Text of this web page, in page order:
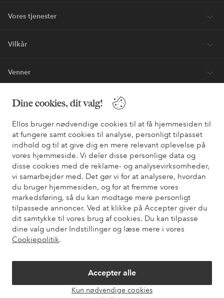
Dine cookies, dit valg!
Ellos bruger nødvendige cookies til at få hjemmesiden til
at fungere samt cookies til analyse, personligt tilpasset
indhold og til at give dig en mere relevant oplevelse på
vores hjemmeside. Vi deler disse personlige data og
disse cookies med de reklame- og analysevirksomheder,
vi samarbejder med. Det gør vi for at analysere, hvordan
du bruger hjemmesiden, og for at fremme vores
markedsføring, så du kan modtage mere personligt
tilpassede annoncer. Ved at klikke på Accepter giver du
dit samtykke til vores brug af cookies. Du kan tilpasse
dine valg under Indstillinger og læse mere i vores
Cookiepolitik.
Accepter alle
Kun nødvendige cookies
Vores tjenester
Vilkår
Venner
Vil du vide mere om vores betalingsmuligheder?
elpy elpy
Danmark - Vælg land
Facebook Instagram Pinterest Youtube